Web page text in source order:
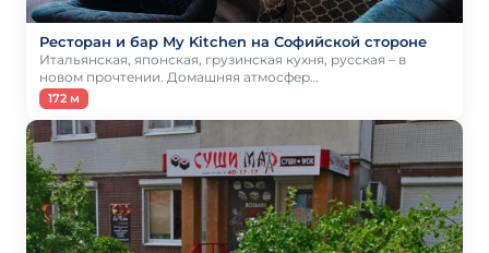
Ресторан и бар My Kitchen на Софийской стороне
Итальянская, японская, грузинская кухня, русская – в
новом прочтении. Домашняя атмосфер…
172 м